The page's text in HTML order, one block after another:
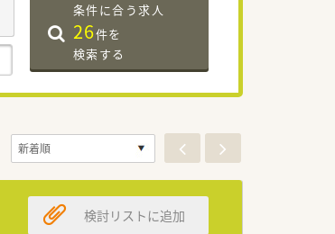
条件に合う求人
26件を
検索する
検討リストに追加